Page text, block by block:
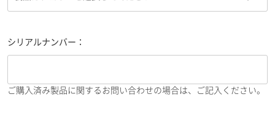
シリアルナンバー：
ご購入済み製品に関するお問い合わせの場合は、ご記入ください。